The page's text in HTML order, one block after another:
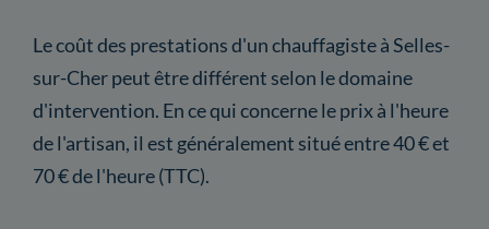
Le coût des prestations d'un chauffagiste à Selles-
sur-Cher peut être différent selon le domaine
d'intervention. En ce qui concerne le prix à l'heure
de l'artisan, il est généralement situé entre 40 € et
70 € de l'heure (TTC).